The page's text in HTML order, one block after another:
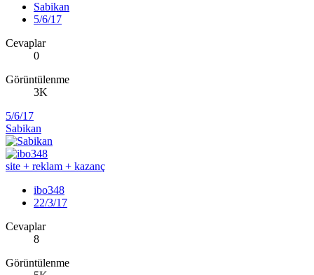
Sabikan
5/6/17
Cevaplar
0
Görüntülenme
3K
5/6/17
Sabikan
site + reklam + kazanç
ibo348
22/3/17
Cevaplar
8
Görüntülenme